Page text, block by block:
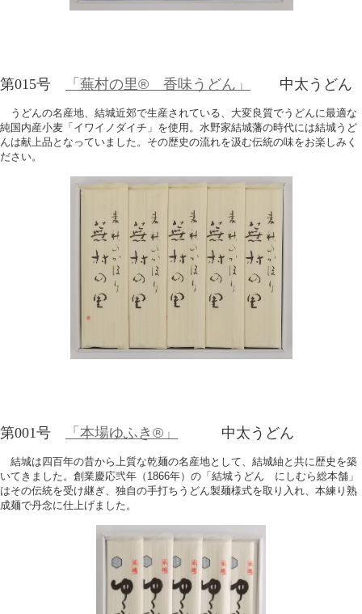
第015号 「蕪村の里® 香味うどん」 中太うどん
うどんの名産地、結城近郊で生産されている、大変良質でうどんに最適な
純国内産小麦「イワイノダイチ」を使用。水野家結城藩の時代には結城うど
んは献上品となっていました。その歴史の流れを汲む伝統の味をお楽しみく
ださい。
第001号 「本場ゆふき®」 中太うどん
結城は四百年の昔から上質な乾麺の名産地として、結城紬と共に歴史を築
いてきました。創業慶応弐年（1866年）の「結城うどん にしむら総本舗」
はその伝統を受け継ぎ、独自の手打ちうどん製麺様式を取り入れ、本練り熟
成麺で丹念に仕上げました。